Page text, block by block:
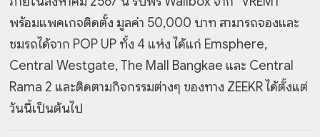
พร้อมแพคเกจติดตั้ง มูลค่า 50,000 บาท สามารถจองและ
ชมรถได้จาก POP UP ทั้ง 4 แห่ง ได้แก่ Emsphere,
Central Westgate, The Mall Bangkae และ Central
Rama 2 และติดตามกิจกรรมต่างๆ ของทาง ZEEKR ได้ตั้งแต่
วันนี้เป็นต้นไป